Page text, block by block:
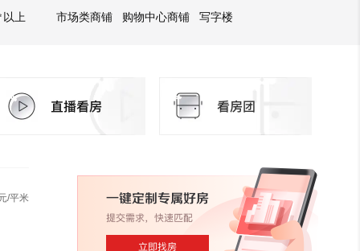
以上
市场类商铺
购物中心商铺 写字楼
/平米